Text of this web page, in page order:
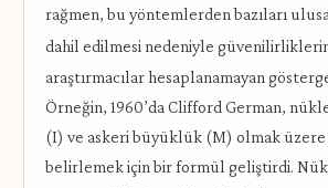
rağmen, bu yöntemlerden bazıları
dahil edilmesi nedeniyle
araştırmacılar hesaplanamayan
Örneğin, 1960’da Clifford German,
(I) ve askeri büyüklük (M) olmak
belirlemek için bir formül geliştirdi.